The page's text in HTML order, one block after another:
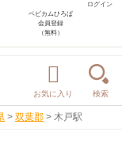
ログイン
ベビカムひろば
会員登録
（無料）
お気に入り 検索
> 双葉郡 > 木戸駅